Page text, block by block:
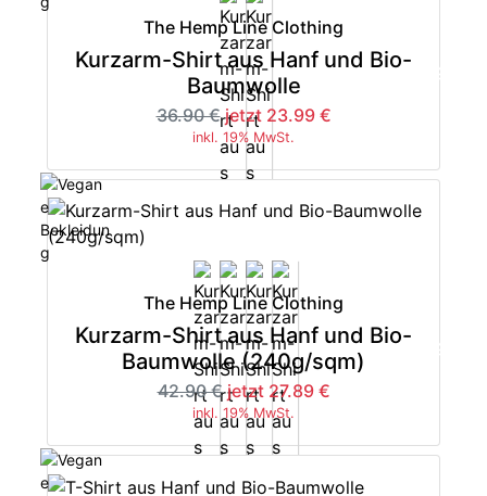
The Hemp Line Clothing
Kurzarm-Shirt aus Hanf und Bio-
Baumwolle
36.90 € jetzt 23.99 €
inkl. 19% MwSt.
-35%
The Hemp Line Clothing
Kurzarm-Shirt aus Hanf und Bio-
Baumwolle (240g/sqm)
42.90 € jetzt 27.89 €
inkl. 19% MwSt.
-35%